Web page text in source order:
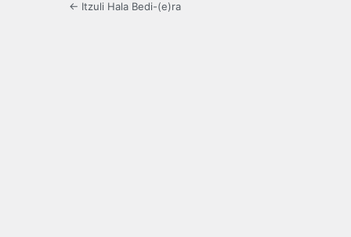
← Itzuli Hala Bedi-(e)ra